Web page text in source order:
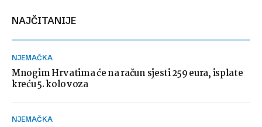
NAJČITANIJE
NJEMAČKA
Mnogim Hrvatima će na račun sjesti 259 eura, isplate
kreću 5. kolovoza
NJEMAČKA